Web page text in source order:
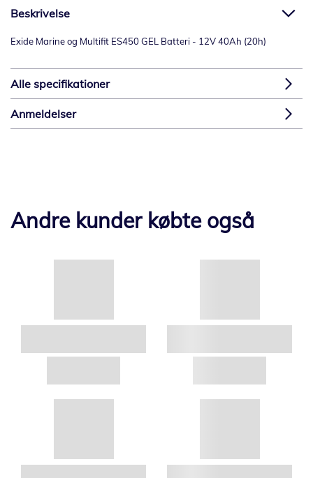
Beskrivelse
Exide Marine og Multifit ES450 GEL Batteri - 12V 40Ah (20h)
Alle specifikationer
Anmeldelser
Andre kunder købte også